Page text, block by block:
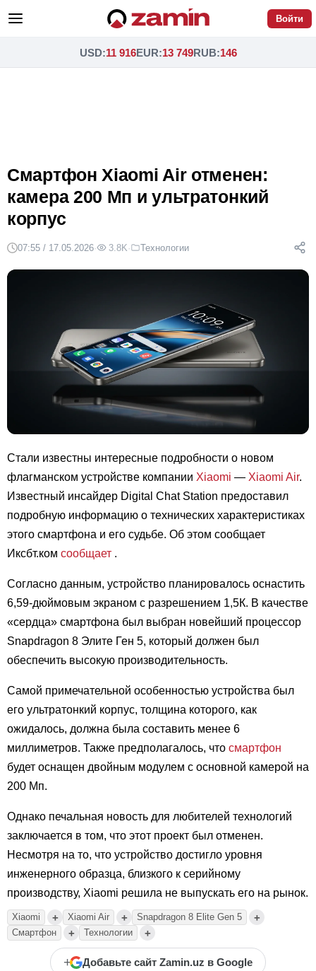
Войти
USD:11 916EUR:13 749RUB:146
Смартфон Xiaomi Air отменен:
камера 200 Мп и ультратонкий
корпус
07:55 / 17.05.2026· 3.8K· Технологии
Стали известны интересные подробности о новом
флагманском устройстве компании Xiaomi — Xiaomi Air.
Известный инсайдер Digital Chat Station предоставил
подробную информацию о технических характеристиках
этого смартфона и его судьбе. Об этом сообщает
Иксбт.ком сообщает .
Согласно данным, устройство планировалось оснастить
6,59-дюймовым экраном с разрешением 1,5К. В качестве
«сердца» смартфона был выбран новейший процессор
Snapdragon 8 Элите Ген 5, который должен был
обеспечить высокую производительность.
Самой примечательной особенностью устройства был
его ультратонкий корпус, толщина которого, как
ожидалось, должна была составить менее 6
миллиметров. Также предполагалось, что смартфон
будет оснащен двойным модулем с основной камерой на
200 Мп.
Однако печальная новость для любителей технологий
заключается в том, что этот проект был отменен.
Несмотря на то, что устройство достигло уровня
инженерного образца, близкого к серийному
производству, Xiaomi решила не выпускать его на рынок.
Xiaomi + Xiaomi Air + Snapdragon 8 Elite Gen 5 +
Смартфон + Технологии +
+ Добавьте сайт Zamin.uz в Google